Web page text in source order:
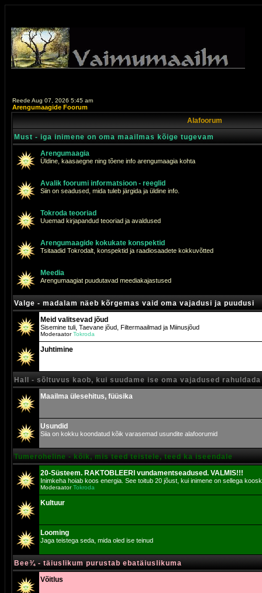
Reede Aug 07, 2026 5:45 am
Arengumaagide Foorum
Alafoorum
Must - iga inimene on oma maailmas kõige tugevam
Arengumaagia
Üldine, kaasaegne ning tõene info arengumaagia kohta
Avalik foorumi informatsioon - reeglid
Siin on seadused, mida tuleb järgida ja üldine info.
Tokroda teooriad
Uuemad kirjapandud teooriad ja avaldused
Arengumaagide kokukate konspektid
Tsitaadid Tokrodalt, konspektid ja raadiosaadete kokkuvõtted
Meedia
Arengumaagiat puudutavad meediakajastused
Valge - madalam näeb kõrgemas vaid oma vajadusi ja puudusi
Meid valitsevad jõud
Sisemine tuli, Taevane jõud, Filtermaailmad ja Miinusjõud
ModeraatorTokroda
Juhtimine
Hall - sõltuvus kaob, kui suudame ise oma vajadused rahuldada
Maailma ülesehitus, füüsika
Usundid
Siia on kokku koondatud kõik varasemad usundite alafoorumid
Tumeroheline - kõik, mis teed teistele, teed ka iseendale
20-Süsteem. RAKTOBLEERI vundamentseadused. VALMIS!!!
Inimkeha hoiab koos energia. See toitub 20 jõust, kui inimene on sellega
ModeraatorTokroda
Kultuur
Looming
Jaga teistega seda, mida oled ise teinud
Bee¾ - täiuslikum purustab ebatäiuslikuma
Võitlus